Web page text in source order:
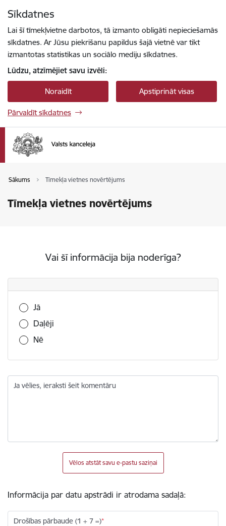
Sīkdatnes
Lai šī tīmekļvietne darbotos, tā izmanto obligāti nepieciešamās
sīkdatnes. Ar Jūsu piekrišanu papildus šajā vietnē var tikt
izmantotas statistikas un sociālo mediju sīkdatnes.
Lūdzu, atzīmējiet savu izvēli:
Noraidīt Apstiprināt visas
Pārvaldīt sīkdatnes
Sākums Tīmekļa vietnes novērtējums
Tīmekļa vietnes novērtējums
Vai šī informācija bija noderīga?
Vai šī informācija bija noderīga?
Jā
Daļēji
Nē
Ja vēlies, ieraksti šeit komentāru
Vēlos atstāt savu e-pastu saziņai
Informācija par datu apstrādi ir atrodama sadaļā:
Drošības pārbaude (1 + 7 =)